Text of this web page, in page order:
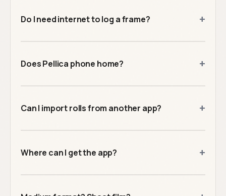
Do I need internet to log a frame? +
Does Pellica phone home? +
Can I import rolls from another app? +
Where can I get the app? +